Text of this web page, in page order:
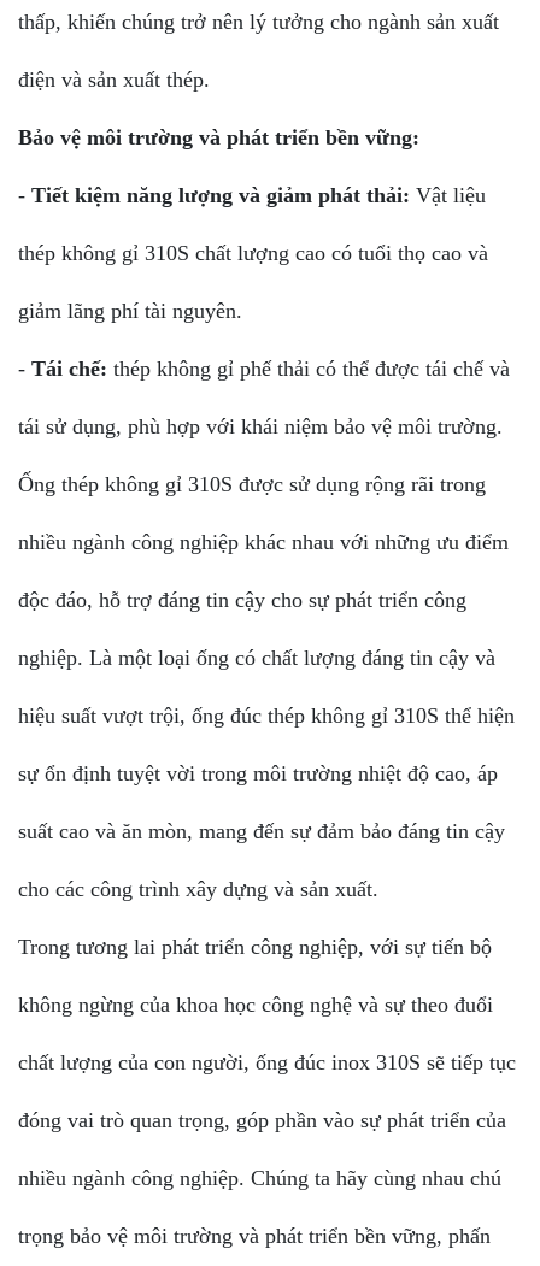
thấp, khiến chúng trở nên lý tưởng cho ngành sản xuất
điện và sản xuất thép.
Bảo vệ môi trường và phát triển bền vững:
- Tiết kiệm năng lượng và giảm phát thải: Vật liệu
thép không gỉ 310S chất lượng cao có tuổi thọ cao và
giảm lãng phí tài nguyên.
- Tái chế: thép không gỉ phế thải có thể được tái chế và
tái sử dụng, phù hợp với khái niệm bảo vệ môi trường.
Ống thép không gỉ 310S được sử dụng rộng rãi trong
nhiều ngành công nghiệp khác nhau với những ưu điểm
độc đáo, hỗ trợ đáng tin cậy cho sự phát triển công
nghiệp. Là một loại ống có chất lượng đáng tin cậy và
hiệu suất vượt trội, ống đúc thép không gỉ 310S thể hiện
sự ổn định tuyệt vời trong môi trường nhiệt độ cao, áp
suất cao và ăn mòn, mang đến sự đảm bảo đáng tin cậy
cho các công trình xây dựng và sản xuất.
Trong tương lai phát triển công nghiệp, với sự tiến bộ
không ngừng của khoa học công nghệ và sự theo đuổi
chất lượng của con người, ống đúc inox 310S sẽ tiếp tục
đóng vai trò quan trọng, góp phần vào sự phát triển của
nhiều ngành công nghiệp. Chúng ta hãy cùng nhau chú
trọng bảo vệ môi trường và phát triển bền vững, phấn